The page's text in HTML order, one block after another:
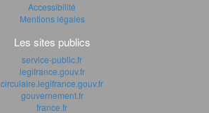
Accessibilité
Mentions légales
Les sites publics
service-public.fr
legifrance.gouv.fr
circulaire.legifrance.gouv.fr
gouvernement.fr
france.fr